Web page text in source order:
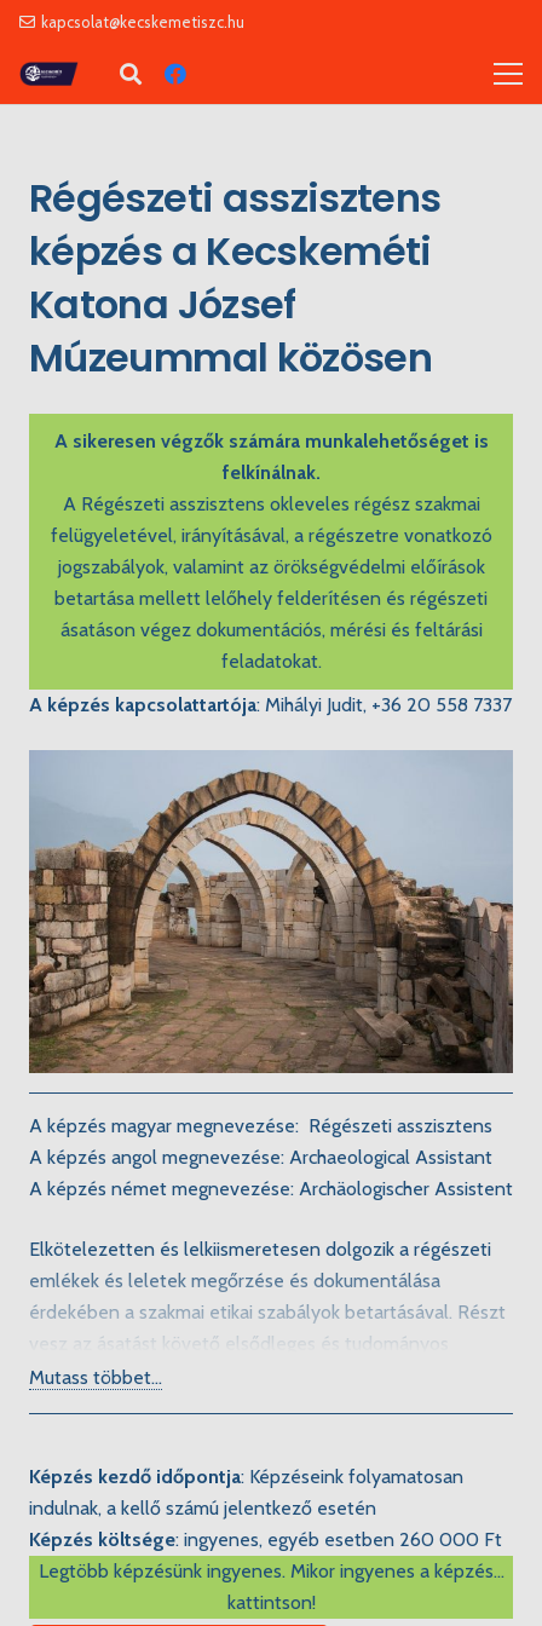
kapcsolat@kecskemetiszc.hu
Régészeti asszisztens
képzés a Kecskeméti
Katona József
Múzeummal közösen
A sikeresen végzők számára munkalehetőséget is
felkínálnak.
A Régészeti asszisztens okleveles régész szakmai
felügyeletével, irányításával, a régészetre vonatkozó
jogszabályok, valamint az örökségvédelmi előírások
betartása mellett lelőhely felderítésen és régészeti
ásatáson végez dokumentációs, mérési és feltárási
feladatokat.
A képzés kapcsolattartója: Mihályi Judit, +36 20 558 7337
A képzés magyar megnevezése: Régészeti asszisztens
A képzés angol megnevezése: Archaeological Assistant
A képzés német megnevezése: Archäologischer Assistent
Elkötelezetten és lelkiismeretesen dolgozik a régészeti
emlékek és leletek megőrzése és dokumentálása
érdekében a szakmai etikai szabályok betartásával. Részt
vesz az ásatást követő elsődleges és tudományos
feldolgozás elkészítésében. A régészeti utómunkában
tevékenykedik, szorosan együttműködve a muzeális
intézmények és régészeti vállalkozások szakembereivel.
Azért van szükség Régészeti asszisztens szakemberekre,
mert a kulturális örökség védelméről szóló jogszabályok
alapján hazánkban minden évben nagy mennyiségű
Mutass többet...
Képzés kezdő időpontja: Képzéseink folyamatosan
indulnak, a kellő számú jelentkező esetén
Képzés költsége: ingyenes, egyéb esetben 260 000 Ft
Legtöbb képzésünk ingyenes. Mikor ingyenes a képzés...
kattintson!